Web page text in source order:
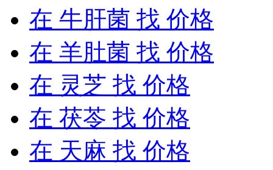
在 牛肝菌 找 价格
在 羊肚菌 找 价格
在 灵芝 找 价格
在 茯苓 找 价格
在 天麻 找 价格